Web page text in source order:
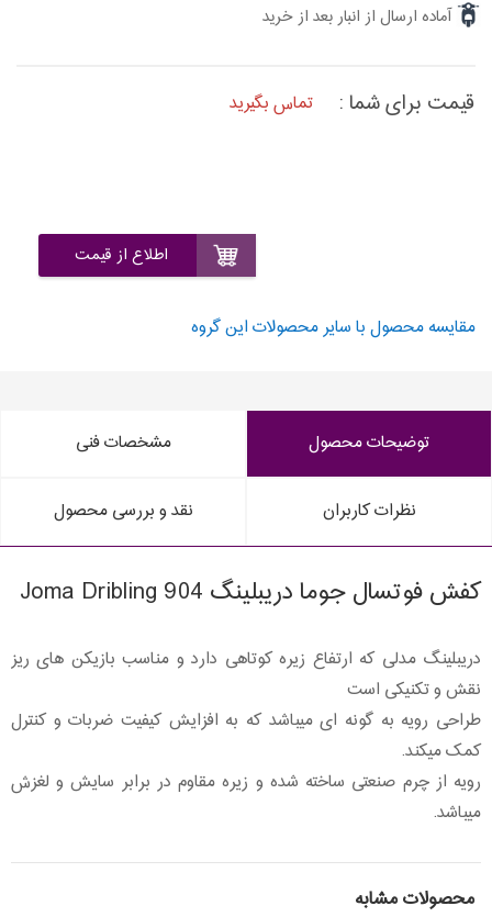
آماده ارسال از انبار بعد از خرید
قیمت برای شما : تماس بگیرید
اطلاع از قیمت
مقایسه محصول با سایر محصولات این گروه
توضیحات محصول مشخصات فنی
نظرات کاربران نقد و بررسی محصول
کفش فوتسال جوما دریبلینگ Joma Dribling 904
دریبلینگ مدلی که ارتفاع زیره کوتاهی دارد و مناسب بازیکن های ریز
نقش و تکنیکی است
طراحی رویه به گونه ای میباشد که به افزایش کیفیت ضربات و کنترل
کمک میکند.
رویه از چرم صنعتی ساخته شده و زیره مقاوم در برابر سایش و لغزش
میباشد.
محصولات مشابه